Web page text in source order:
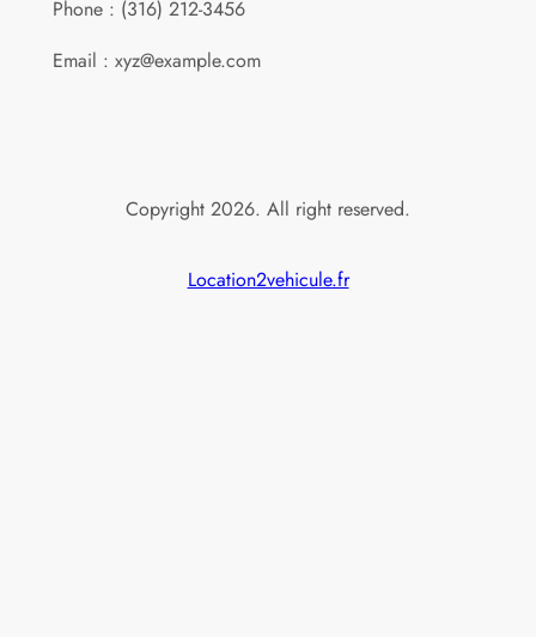
Phone : (316) 212-3456
Email : xyz@example.com
Copyright 2026. All right reserved.
Location2vehicule.fr